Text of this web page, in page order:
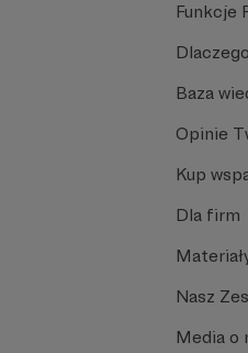
Funkcje
Baza
Opinie
Kup
Dla firm
Nasz
Media o